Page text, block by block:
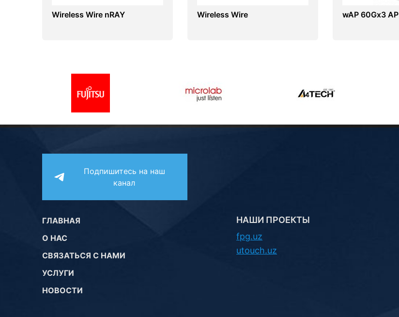
Wireless Wire nRAY Wireless Wire wAP 60Gx3 AP
Подпишитесь на наш
канал
ГЛАВНАЯ
О НАС
СВЯЗАТЬСЯ С НАМИ
УСЛУГИ
НОВОСТИ
НАШИ ПРОЕКТЫ
fpg.uz
utouch.uz